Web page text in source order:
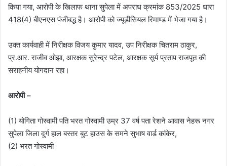
किया गया, आरोपी के खिलाफ थाना सुपेला में अपराध क्रमांक 853/2025 धारा
418(4) बीएनएस पंजीबद्ध है। आरोपी को ज्यूडीसियल रिमाण्ड में भेजा गया है।
उक्त कार्यवाही में निरीक्षक विजय कुमार यादव, उप निरीक्षक चितराम ठाकुर,
प्र.आर. राजीव ओझा, आरक्षक सुरेन्द्र पटेल, आरक्षक सूर्य प्रताप राजपूत की
सराहनीय योगदान रहा।
आरोपी –
(1) योगिता गोस्वामी पति भरत गोस्वामी उम्र 37 वर्ष पता रेशने आवास नेहरू नगर
सुपेला जिला दुर्ग हाल बस्तर बुट हाउस के समने सुभाष वार्ड कांकेर,
(2) भरत गोस्वामी